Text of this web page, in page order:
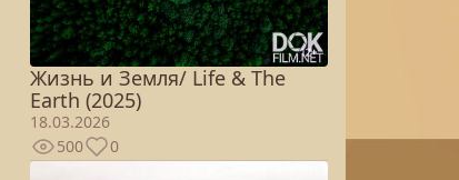
Жизнь и Земля/ Life & The
Earth (2025)
18.03.2026
500
0